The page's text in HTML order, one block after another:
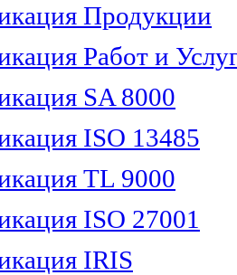
Продукции
Работ и
SA 8000
ISO 13485
TL 9000
ISO 27001
IRIS